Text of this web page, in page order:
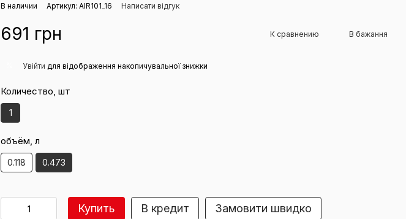
В наличии Артикул: AIR101_16 Написати відгук
691 грн К сравнению В бажання
Увійти для відображення накопичувальної знижки
Количество, шт
1
объём, л
0.118 0.473
Купить В кредит Замовити швидко